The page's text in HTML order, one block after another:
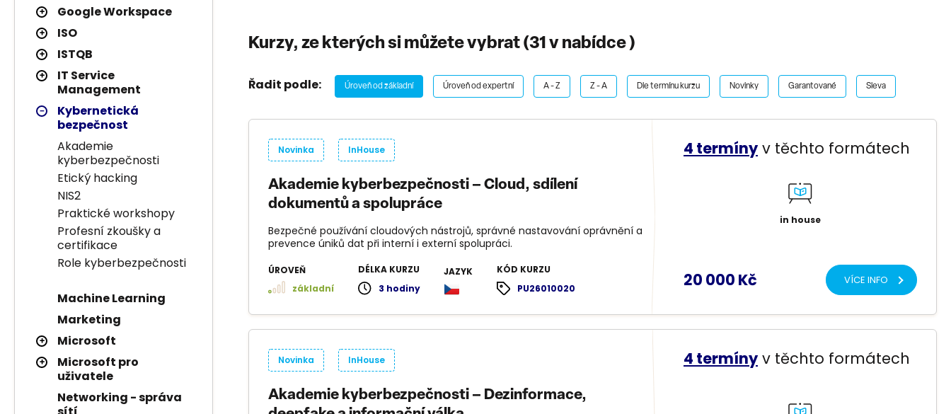
Google Workspace
ISO
ISTQB
IT Service
Management
Kybernetická
bezpečnost
Akademie
kyberbezpečnosti
Etický hacking
NIS2
Praktické workshopy
Profesní zkoušky a
certifikace
Role kyberbezpečnosti
Machine Learning
Marketing
Microsoft
Microsoft pro
uživatele
Networking - správa
Kurzy, ze kterých si můžete vybrat (31 v nabídce )
Řadit podle: Úroveň od základní Úroveň od expertní A - Z Z - A Dle termínu kurzu Novinky Garantované Sleva
Novinka InHouse
Akademie kyberbezpečnosti – Cloud, sdílení
dokumentů a spolupráce
ÚROVEŇ
základní
JAZYK
Bezpečné používání cloudových nástrojů, správné nastavování oprávnění a
prevence úniků dat při interní i externí spolupráci.
DÉLKA KURZU
3 hodiny
KÓD KURZU
PU26010020
4 termíny v těchto formátech
in house
20 000 Kč VÍCE INFO
Novinka InHouse
Akademie kyberbezpečnosti – Dezinformace,
4 termíny v těchto formátech